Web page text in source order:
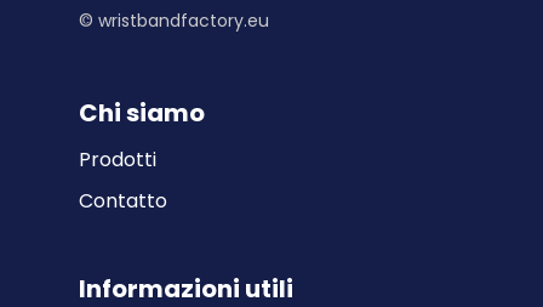
© wristbandfactory.eu
Chi siamo
Prodotti
Contatto
Informazioni utili